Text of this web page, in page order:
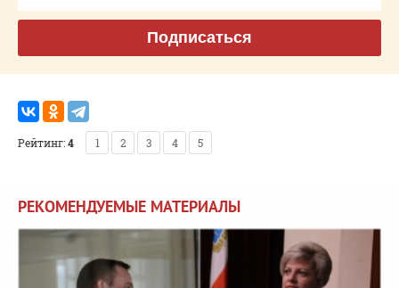
Подписаться
Рейтинг:4 1 2 3 4 5
РЕКОМЕНДУЕМЫЕ МАТЕРИАЛЫ